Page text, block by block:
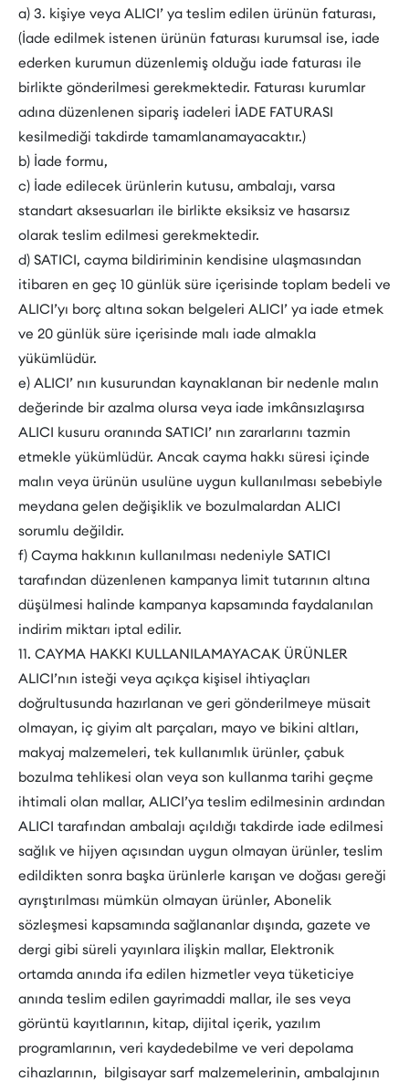
a) 3. kişiye veya ALICI’ ya teslim edilen ürünün faturası,
(İade edilmek istenen ürünün faturası kurumsal ise, iade
ederken kurumun düzenlemiş olduğu iade faturası ile
birlikte gönderilmesi gerekmektedir. Faturası kurumlar
adına düzenlenen sipariş iadeleri İADE FATURASI
kesilmediği takdirde tamamlanamayacaktır.)
b) İade formu,
c) İade edilecek ürünlerin kutusu, ambalajı, varsa
standart aksesuarları ile birlikte eksiksiz ve hasarsız
olarak teslim edilmesi gerekmektedir.
d) SATICI, cayma bildiriminin kendisine ulaşmasından
itibaren en geç 10 günlük süre içerisinde toplam bedeli ve
ALICI’yı borç altına sokan belgeleri ALICI’ ya iade etmek
ve 20 günlük süre içerisinde malı iade almakla
yükümlüdür.
e) ALICI’ nın kusurundan kaynaklanan bir nedenle malın
değerinde bir azalma olursa veya iade imkânsızlaşırsa
ALICI kusuru oranında SATICI’ nın zararlarını tazmin
etmekle yükümlüdür. Ancak cayma hakkı süresi içinde
malın veya ürünün usulüne uygun kullanılması sebebiyle
meydana gelen değişiklik ve bozulmalardan ALICI
sorumlu değildir.
f) Cayma hakkının kullanılması nedeniyle SATICI
tarafından düzenlenen kampanya limit tutarının altına
düşülmesi halinde kampanya kapsamında faydalanılan
indirim miktarı iptal edilir.
11. CAYMA HAKKI KULLANILAMAYACAK ÜRÜNLER
ALICI’nın isteği veya açıkça kişisel ihtiyaçları
doğrultusunda hazırlanan ve geri gönderilmeye müsait
olmayan, iç giyim alt parçaları, mayo ve bikini altları,
makyaj malzemeleri, tek kullanımlık ürünler, çabuk
bozulma tehlikesi olan veya son kullanma tarihi geçme
ihtimali olan mallar, ALICI’ya teslim edilmesinin ardından
ALICI tarafından ambalajı açıldığı takdirde iade edilmesi
sağlık ve hijyen açısından uygun olmayan ürünler, teslim
edildikten sonra başka ürünlerle karışan ve doğası gereği
ayrıştırılması mümkün olmayan ürünler, Abonelik
sözleşmesi kapsamında sağlananlar dışında, gazete ve
dergi gibi süreli yayınlara ilişkin mallar, Elektronik
ortamda anında ifa edilen hizmetler veya tüketiciye
anında teslim edilen gayrimaddi mallar, ile ses veya
görüntü kayıtlarının, kitap, dijital içerik, yazılım
programlarının, veri kaydedebilme ve veri depolama
cihazlarının, bilgisayar sarf malzemelerinin, ambalajının